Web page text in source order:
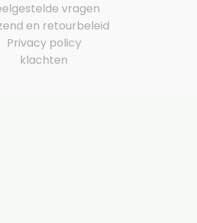
vragen
en retourbeleid
Privacy policy
klachten